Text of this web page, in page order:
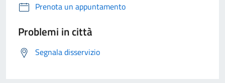
Prenota un appuntamento
Problemi in città
Segnala disservizio